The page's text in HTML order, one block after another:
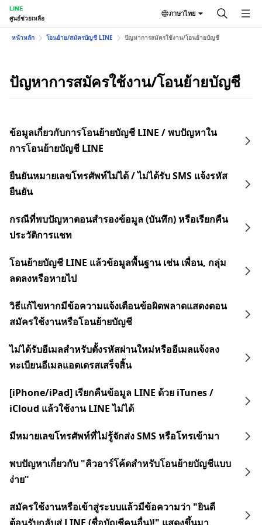
LINE
ศูนย์ช่วยเหลือ
ภาษาไทย
หน้าหลัก โอนย้าย/สมัครบัญชี LINE ปัญหาการสมัครใช้งาน/โอนย้ายบัญชี
ปัญหาการสมัครใช้งาน/โอนย้ายบัญชี
ข้อมูลเกี่ยวกับการโอนย้ายบัญชี LINE / พบปัญหาใน
การโอนย้ายบัญชี LINE
ยืนยันหมายเลขโทรศัพท์ไม่ได้ / ไม่ได้รับ SMS แจ้งรหัส
ยืนยัน
กรณีที่พบปัญหาตอนสำรองข้อมูล (บันทึก) หรือเรียกคืน
ประวัติการแชท
โอนย้ายบัญชี LINE แล้วข้อมูลพื้นฐาน เช่น เพื่อน, กลุ่ม
ลดลงหรือหายไป
วิธีแก้ไขหากมีข้อความแจ้งเตือนข้อผิดพลาดแสดงตอน
สมัครใช้งานหรือโอนย้ายบัญชี
ไม่ได้รับอีเมลสำหรับตั้งรหัสผ่านใหม่หรืออีเมลแจ้งลง
ทะเบียนอีเมลแอดเดรสเสร็จสิ้น
[iPhone/iPad] เรียกคืนข้อมูล LINE ด้วย iTunes /
iCloud แล้วใช้งาน LINE ไม่ได้
มีหมายเลขโทรศัพท์ที่ไม่รู้จักส่ง SMS หรือโทรเข้ามา
พบปัญหาเกี่ยวกับ "คิวอาร์โค้ดสำหรับโอนย้ายบัญชีแบบ
ง่าย"
สมัครใช้งานหรือเข้าสู่ระบบแล้วมีข้อความว่า "ยินดี